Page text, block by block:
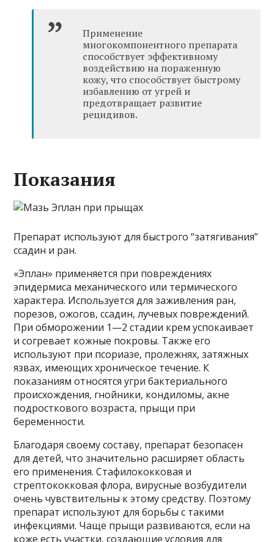
Применение
многокомпонентного препарата
способствует эффективному
воздействию на пораженную
кожу, что способствует быстрому
избавлению от угрей и
предотвращает развитие
рецидивов.
Показания
Препарат используют для быстрого “затягивания”
ссадин и ран.
«Эплан» применяется при повреждениях
эпидермиса механического или термического
характера. Используется для заживления ран,
порезов, ожогов, ссадин, лучевых повреждений.
При обморожении 1—2 стадии крем успокаивает
и согревает кожные покровы. Также его
используют при псориазе, пролежнях, затяжных
язвах, имеющих хроническое течение. К
показаниям относятся угри бактериального
происхождения, гнойники, кондиломы, акне
подросткового возраста, прыщи при
беременности.
Благодаря своему составу, препарат безопасен
для детей, что значительно расширяет область
его применения. Стафилококковая и
стрептококковая флора, вирусные возбудители
очень чувствительны к этому средству. Поэтому
препарат используют для борьбы с такими
инфекциями. Чаще прыщи развиваются, если на
коже есть участки, создающие условия для